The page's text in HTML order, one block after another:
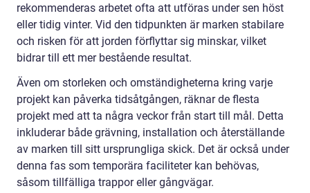
rekommenderas arbetet ofta att utföras under sen höst
eller tidig vinter. Vid den tidpunkten är marken stabilare
och risken för att jorden förflyttar sig minskar, vilket
bidrar till ett mer bestående resultat.
Även om storleken och omständigheterna kring varje
projekt kan påverka tidsåtgången, räknar de flesta
projekt med att ta några veckor från start till mål. Detta
inkluderar både grävning, installation och återställande
av marken till sitt ursprungliga skick. Det är också under
denna fas som temporära faciliteter kan behövas,
såsom tillfälliga trappor eller gångvägar.